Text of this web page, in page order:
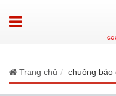
Trang chủ chuông báo